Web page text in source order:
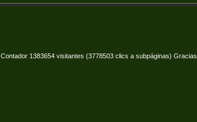
Contador 1383654 visitantes (3778503 clics a subpáginas) Gracias